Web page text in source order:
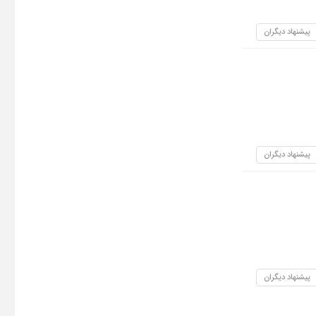
پیشنهاد دیگران
پیشنهاد دیگران
پیشنهاد دیگران